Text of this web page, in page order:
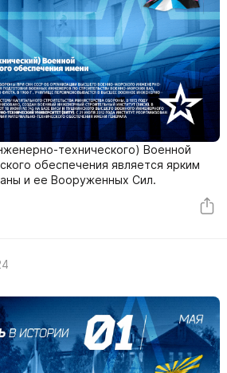
технического) Военной
обеспечения является ярким
и ее Вооруженных Сил.